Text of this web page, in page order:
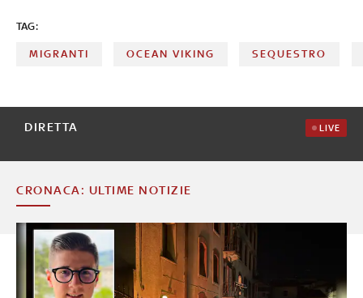
TAG:
MIGRANTI OCEAN VIKING SEQUESTRO
DIRETTA LIVE
CRONACA: ULTIME NOTIZIE